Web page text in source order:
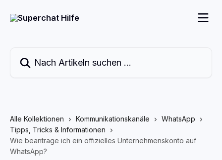
Alle Kollektionen Kommunikationskanäle
WhatsApp
Tipps, Tricks & Informationen
Wie beantrage ich ein offizielles Unternehmenskonto auf
WhatsApp?